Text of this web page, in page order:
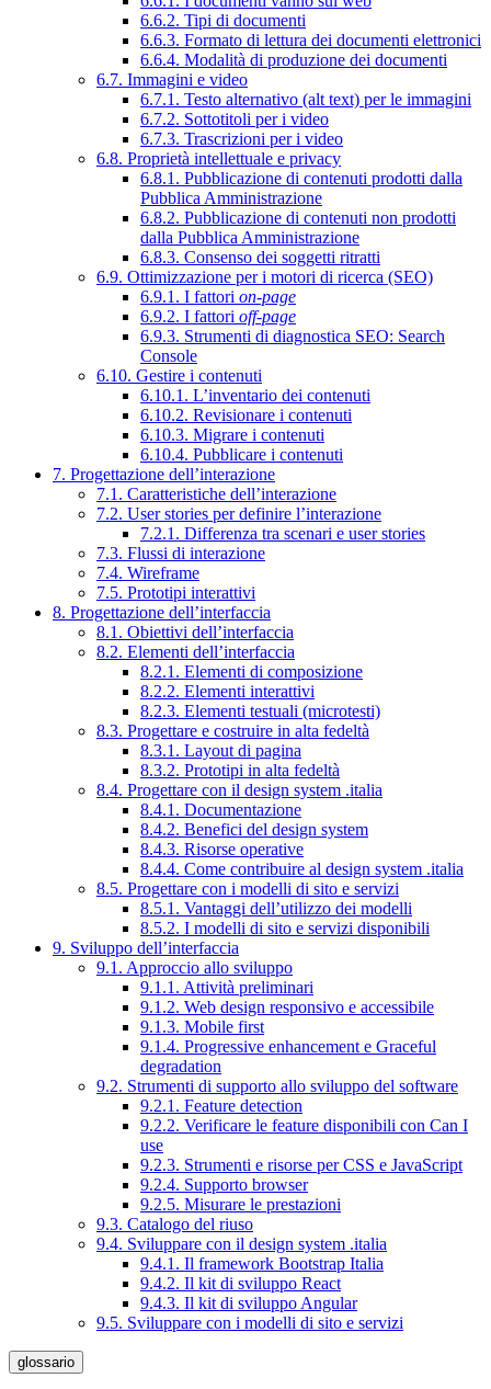
6.6.2. Tipi di documenti
6.6.3. Formato di lettura dei documenti elettronici
6.6.4. Modalità di produzione dei documenti
6.7. Immagini e video
6.7.1. Testo alternativo (alt text) per le immagini
6.7.2. Sottotitoli per i video
6.7.3. Trascrizioni per i video
6.8. Proprietà intellettuale e privacy
6.8.1. Pubblicazione di contenuti prodotti dalla
Pubblica Amministrazione
6.8.2. Pubblicazione di contenuti non prodotti
dalla Pubblica Amministrazione
6.8.3. Consenso dei soggetti ritratti
6.9. Ottimizzazione per i motori di ricerca (SEO)
6.9.1. I fattori on-page
6.9.2. I fattori off-page
6.9.3. Strumenti di diagnostica SEO: Search
Console
6.10. Gestire i contenuti
6.10.1. L’inventario dei contenuti
6.10.2. Revisionare i contenuti
6.10.3. Migrare i contenuti
6.10.4. Pubblicare i contenuti
7. Progettazione dell’interazione
7.1. Caratteristiche dell’interazione
7.2. User stories per definire l’interazione
7.2.1. Differenza tra scenari e user stories
7.3. Flussi di interazione
7.4. Wireframe
7.5. Prototipi interattivi
8. Progettazione dell’interfaccia
8.1. Obiettivi dell’interfaccia
8.2. Elementi dell’interfaccia
8.2.1. Elementi di composizione
8.2.2. Elementi interattivi
8.2.3. Elementi testuali (microtesti)
8.3. Progettare e costruire in alta fedeltà
8.3.1. Layout di pagina
8.3.2. Prototipi in alta fedeltà
8.4. Progettare con il design system .italia
8.4.1. Documentazione
8.4.2. Benefici del design system
8.4.3. Risorse operative
8.4.4. Come contribuire al design system .italia
8.5. Progettare con i modelli di sito e servizi
8.5.1. Vantaggi dell’utilizzo dei modelli
8.5.2. I modelli di sito e servizi disponibili
9. Sviluppo dell’interfaccia
9.1. Approccio allo sviluppo
9.1.1. Attività preliminari
9.1.2. Web design responsivo e accessibile
9.1.3. Mobile first
9.1.4. Progressive enhancement e Graceful
degradation
9.2. Strumenti di supporto allo sviluppo del software
9.2.1. Feature detection
9.2.2. Verificare le feature disponibili con Can I
use
9.2.3. Strumenti e risorse per CSS e JavaScript
9.2.4. Supporto browser
9.2.5. Misurare le prestazioni
9.3. Catalogo del riuso
9.4. Sviluppare con il design system .italia
9.4.1. Il framework Bootstrap Italia
9.4.2. Il kit di sviluppo React
9.4.3. Il kit di sviluppo Angular
9.5. Sviluppare con i modelli di sito e servizi
glossario